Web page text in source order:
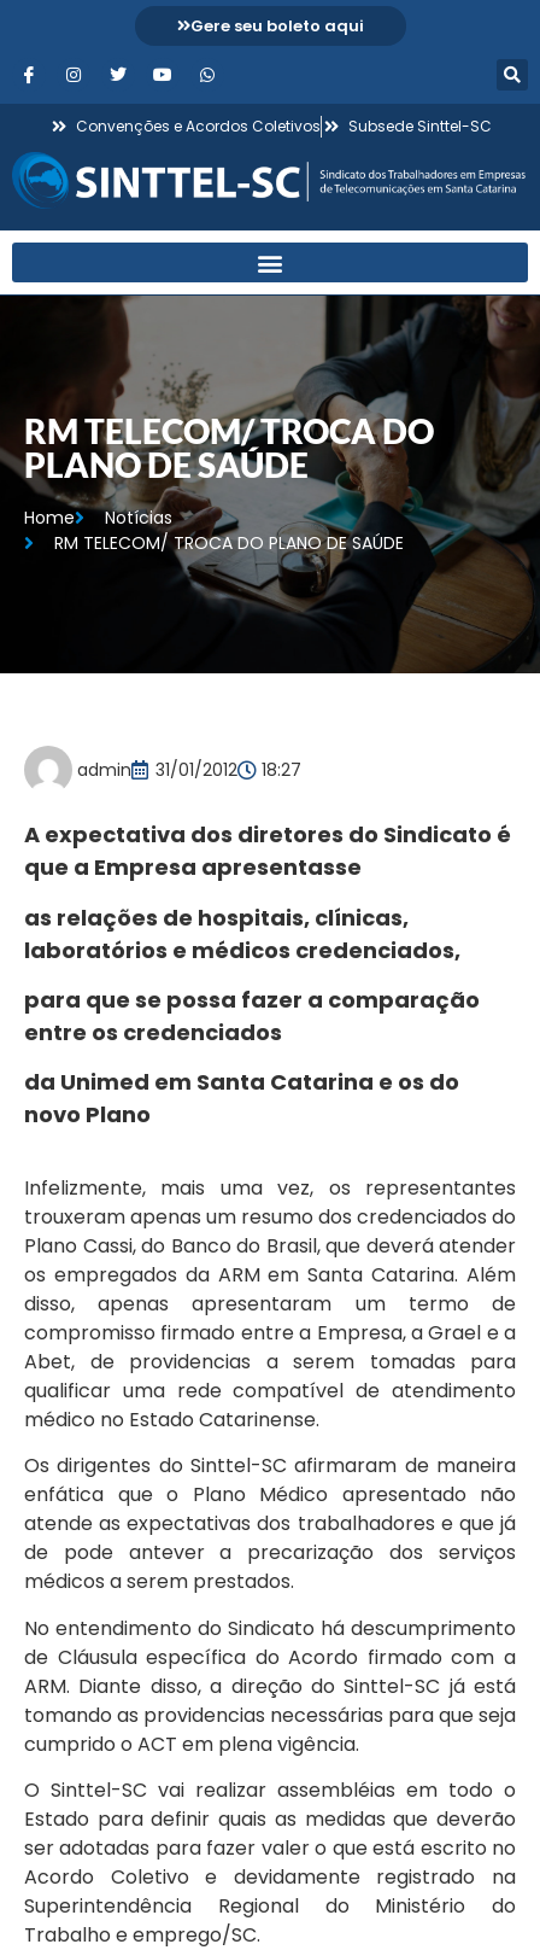
Gere seu boleto aqui
Convenções e Acordos Coletivos Subsede Sinttel-SC
RM TELECOM/ TROCA DO
PLANO DE SAÚDE
Home
Notícias
RM TELECOM/ TROCA DO PLANO DE SAÚDE
admin 31/01/2012 18:27
A expectativa dos diretores do Sindicato é
que a Empresa apresentasse
as relações de hospitais, clínicas,
laboratórios e médicos credenciados,
para que se possa fazer a comparação
entre os credenciados
da Unimed em Santa Catarina e os do
novo Plano
Infelizmente, mais uma vez, os representantes
trouxeram apenas um resumo dos credenciados do
Plano Cassi, do Banco do Brasil, que deverá atender
os empregados da ARM em Santa Catarina. Além
disso, apenas apresentaram um termo de
compromisso firmado entre a Empresa, a Grael e a
Abet, de providencias a serem tomadas para
qualificar uma rede compatível de atendimento
médico no Estado Catarinense.
Os dirigentes do Sinttel-SC afirmaram de maneira
enfática que o Plano Médico apresentado não
atende as expectativas dos trabalhadores e que já
de pode antever a precarização dos serviços
médicos a serem prestados.
No entendimento do Sindicato há descumprimento
de Cláusula específica do Acordo firmado com a
ARM. Diante disso, a direção do Sinttel-SC já está
tomando as providencias necessárias para que seja
cumprido o ACT em plena vigência.
O Sinttel-SC vai realizar assembléias em todo o
Estado para definir quais as medidas que deverão
ser adotadas para fazer valer o que está escrito no
Acordo Coletivo e devidamente registrado na
Superintendência Regional do Ministério do
Trabalho e emprego/SC.